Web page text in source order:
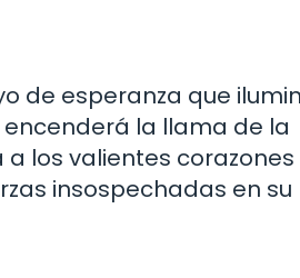
de esperanza que
la llama de la
los valientes
insospechadas en su